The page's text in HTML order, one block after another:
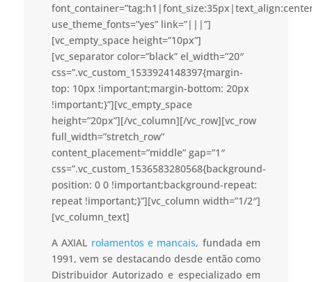
use_theme_fonts=”yes” link=”|||”]
[vc_empty_space height=”10px”]
[vc_separator color=”black” el_width=”20″
css=”.vc_custom_1533924148397{margin-
top: 10px !important;margin-bottom: 20px
!important;}”][vc_empty_space
height=”20px”][/vc_column][/vc_row][vc_row
full_width=”stretch_row”
content_placement=”middle” gap=”1″
css=”.vc_custom_1536583280568{background-
position: 0 0 !important;background-repeat:
repeat !important;}”][vc_column width=”1/2″]
[vc_column_text]
A AXIAL rolamentos e mancais, fundada em
1991, vem se destacando desde então como
Distribuidor Autorizado e especializado em